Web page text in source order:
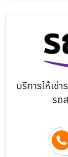
บริการให้เ
รถ